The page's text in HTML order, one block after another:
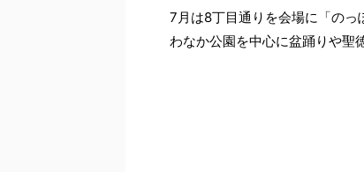
7月は8丁目通りを会場に「の
わなか公園を中心に盆踊りや聖